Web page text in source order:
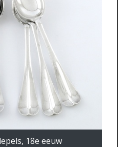
18e eeuw